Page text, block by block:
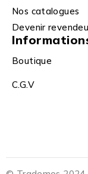
Nos catalogues
Devenir
Boutique
C.G.V